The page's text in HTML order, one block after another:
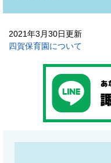
2021年3月30日更新
四賀保育園について